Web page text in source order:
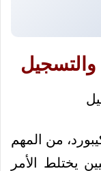
والتسجيل
من المهم
يختلط الأمر